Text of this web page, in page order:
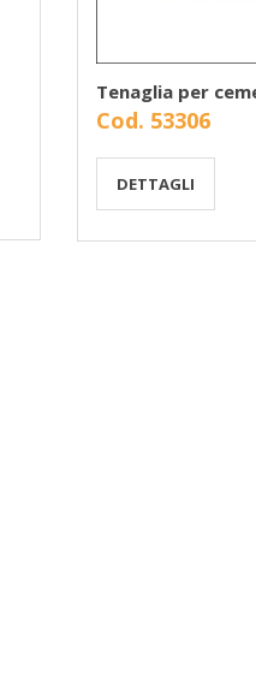
Tenaglia per
Cod. 53306
DETTAGLI